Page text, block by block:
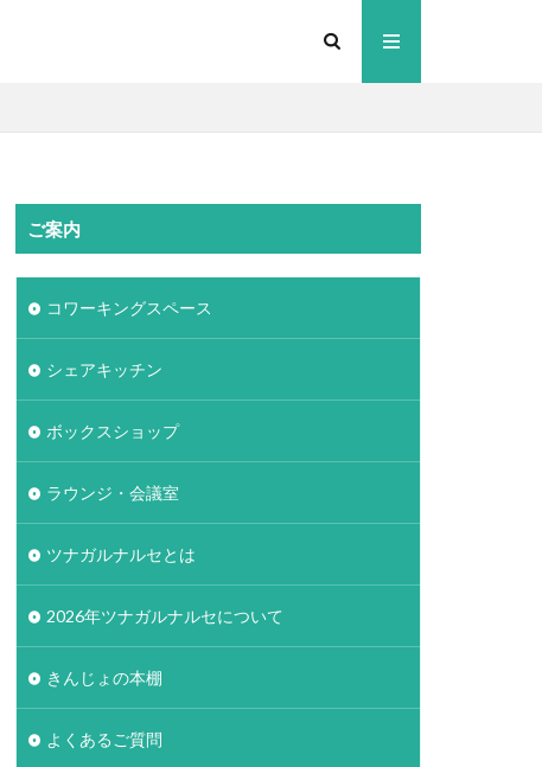
ご案内
コワーキングスペース
シェアキッチン
ボックスショップ
ラウンジ・会議室
ツナガルナルセとは
2026年ツナガルナルセについて
きんじょの本棚
よくあるご質問